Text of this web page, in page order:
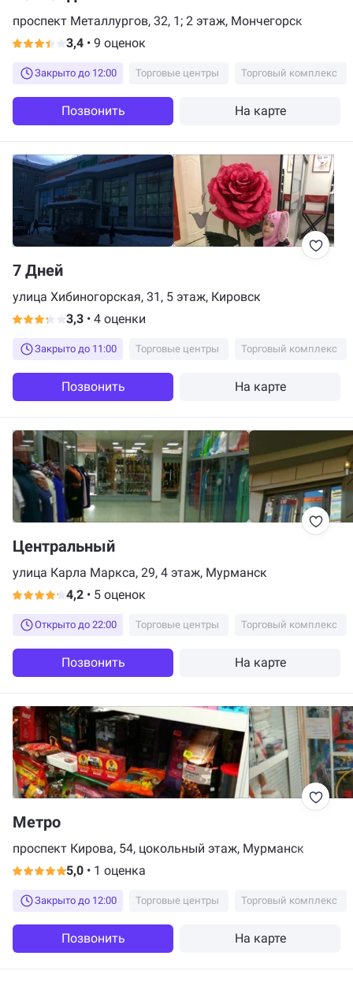
проспект Металлургов, 32, 1; 2 этаж, Мончегорск
3,4 • 9 оценок
Закрыто до 12:00 Торговые центры Торговый комплекс
Позвонить На карте
7 Дней
улица Хибиногорская, 31, 5 этаж, Кировск
3,3 • 4 оценки
Закрыто до 11:00 Торговые центры Торговый комплекс
Позвонить На карте
Центральный
улица Карла Маркса, 29, 4 этаж, Мурманск
4,2 • 5 оценок
Открыто до 22:00 Торговые центры Торговый комплекс
Позвонить На карте
Метро
проспект Кирова, 54, цокольный этаж, Мурманск
5,0 • 1 оценка
Закрыто до 12:00 Торговые центры Торговый комплекс
Позвонить На карте